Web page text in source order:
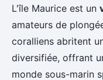
L'île Maurice est un
amateurs de
coralliens abritent
diversifiée, offrant
monde sous-marin